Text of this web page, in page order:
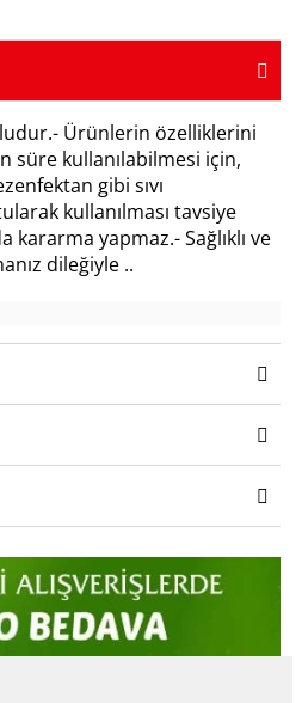
Ürünlerin özelliklerini
süre kullanılabilmesi için,
gibi sıvı
kullanılması tavsiye
kararma yapmaz.- Sağlıklı ve
dileğiyle ..